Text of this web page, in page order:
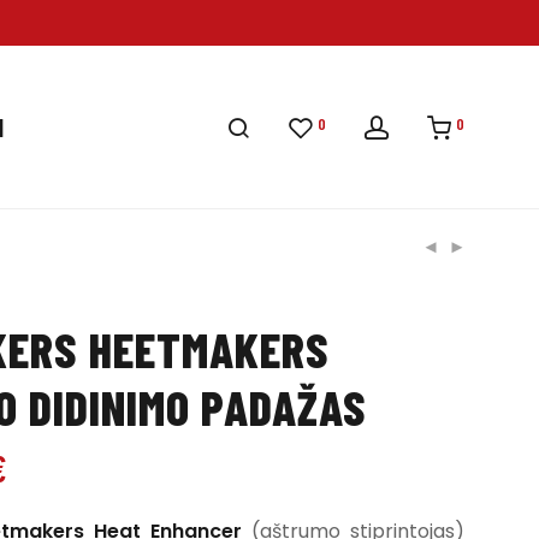
0 0
HEETMAKERS
DIDINIMO PADAŽAS
Heat Enhancer (aštrumo stiprintojas)